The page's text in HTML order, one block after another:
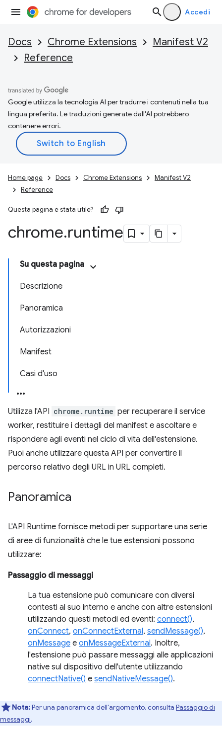
Accedi
Docs Chrome Extensions
Manifest V2
Reference
Google utilizza la tecnologia AI per tradurre i contenuti nella tua
lingua preferita. Le traduzioni generate dall'AI potrebbero
contenere errori.
Home page Docs Chrome Extensions
Manifest V2
Reference
Questa pagina è stata utile?
chrome.runtime
Su questa pagina
Descrizione
Panoramica
Autorizzazioni
Manifest
Casi d'uso
Utilizza l'API chrome.runtime per recuperare il service
worker, restituire i dettagli del manifest e ascoltare e
rispondere agli eventi nel ciclo di vita dell'estensione.
Puoi anche utilizzare questa API per convertire il
percorso relativo degli URL in URL completi.
Panoramica
L'API Runtime fornisce metodi per supportare una serie
di aree di funzionalità che le tue estensioni possono
utilizzare:
Passaggio di messaggi
La tua estensione può comunicare con diversi
contesti al suo interno e anche con altre estensioni
utilizzando questi metodi ed eventi: connect(),
onConnect, onConnectExternal, sendMessage(),
onMessage e onMessageExternal. Inoltre,
l'estensione può passare messaggi alle applicazioni
native sul dispositivo dell'utente utilizzando
connectNative() e sendNativeMessage().
Nota:Per una panoramica dell'argomento, consulta Passaggio di
messaggi.